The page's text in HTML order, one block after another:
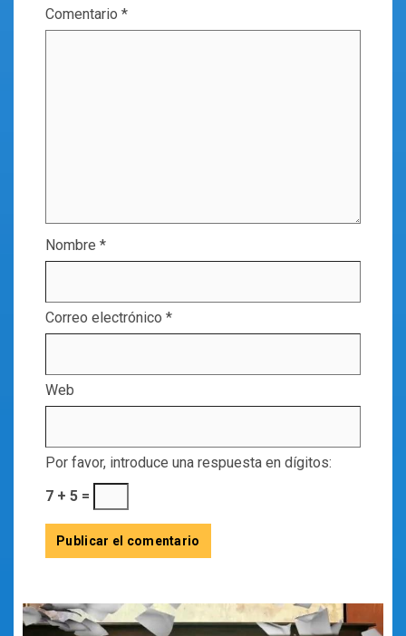
Comentario *
Nombre *
Correo electrónico *
Web
Por favor, introduce una respuesta en dígitos:
7 + 5 =